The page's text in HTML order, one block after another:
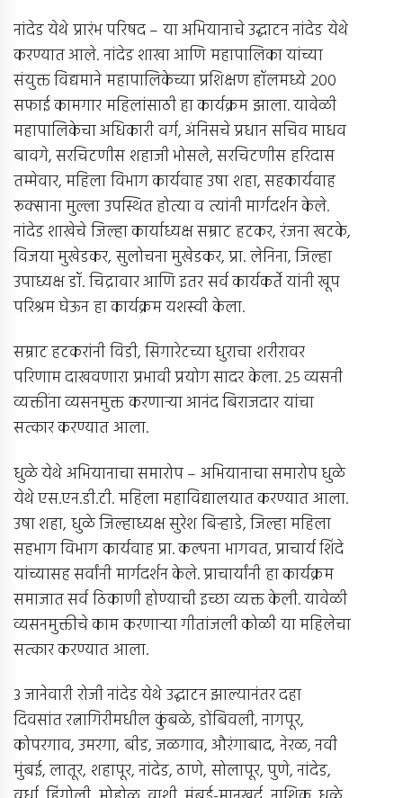
नांदेड येथे प्रारंभ परिषद – या अभियानाचे उद्घाटन नांदेड येथे
करण्यात आले. नांदेड शाखा आणि महापालिका यांच्या
संयुक्त विद्यमाने महापालिकेच्या प्रशिक्षण हॉलमध्ये 200
सफाई कामगार महिलांसाठी हा कार्यक्रम झाला. यावेळी
महापालिकेचा अधिकारी वर्ग, अंनिसचे प्रधान सचिव माधव
बावगे, सरचिटणीस शहाजी भोसले, सरचिटणीस हरिदास
तम्मेवार, महिला विभाग कार्यवाह उषा शहा, सहकार्यवाह
रूक्साना मुल्ला उपस्थित होत्या व त्यांनी मार्गदर्शन केले.
नांदेड शाखेचे जिल्हा कार्याध्यक्ष सम्राट हटकर, रंजना खटके,
विजया मुखेडकर, सुलोचना मुखेडकर, प्रा. लेनिना, जिल्हा
उपाध्यक्ष डॉ. चिद्रावार आणि इतर सर्व कार्यकर्ते यांनी खूप
परिश्रम घेऊन हा कार्यक्रम यशस्वी केला.
सम्राट हटकरांनी विडी, सिगारेटच्या धुराचा शरीरावर
परिणाम दाखवणारा प्रभावी प्रयोग सादर केला. 25 व्यसनी
व्यक्तींना व्यसनमुक्त करणार्‍या आनंद बिराजदार यांचा
सत्कार करण्यात आला.
धुळे येथे अभियानाचा समारोप – अभियानाचा समारोप धुळे
येथे एस.एन.डी.टी. महिला महाविद्यालयात करण्यात आला.
उषा शहा, धुळे जिल्हाध्यक्ष सुरेश बिर्‍हाडे, जिल्हा महिला
सहभाग विभाग कार्यवाह प्रा. कल्पना भागवत, प्राचार्य शिंदे
यांच्यासह सर्वांनी मार्गदर्शन केले. प्राचार्यांनी हा कार्यक्रम
समाजात सर्व ठिकाणी होण्याची इच्छा व्यक्त केली. यावेळी
व्यसनमुक्तीचे काम करणार्‍या गीतांजली कोळी या महिलेचा
सत्कार करण्यात आला.
3 जानेवारी रोजी नांदेड येथे उद्घाटन झाल्यानंतर दहा
दिवसांत रत्नागिरीमधील कुंबळे, डोंबिवली, नागपूर,
कोपरगाव, उमरगा, बीड, जळगाव, औरंगाबाद, नेरळ, नवी
मुंबई, लातूर, शहापूर, नांदेड, ठाणे, सोलापूर, पुणे, नांदेड,